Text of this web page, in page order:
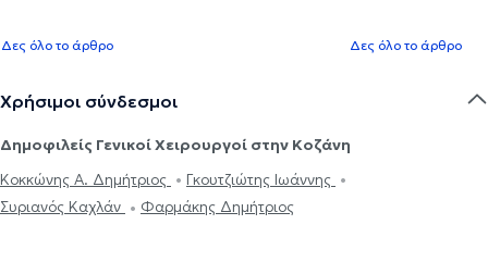
Δες όλο το άρθρο Δες όλο το άρθρο
Χρήσιμοι σύνδεσμοι
Δημοφιλείς Γενικοί Χειρουργοί στην Κοζάνη
Κοκκώνης Α. Δημήτριος
Γκουτζιώτης Ιωάννης
Συριανός Καχλάν
Φαρμάκης Δημήτριος